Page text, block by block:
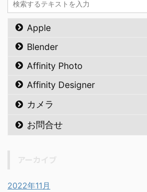
Apple
Blender
Affinity Photo
Affinity Designer
カメラ
お問合せ
2022年11月